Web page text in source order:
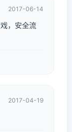
2017-06-14
，安全流
2017-04-19